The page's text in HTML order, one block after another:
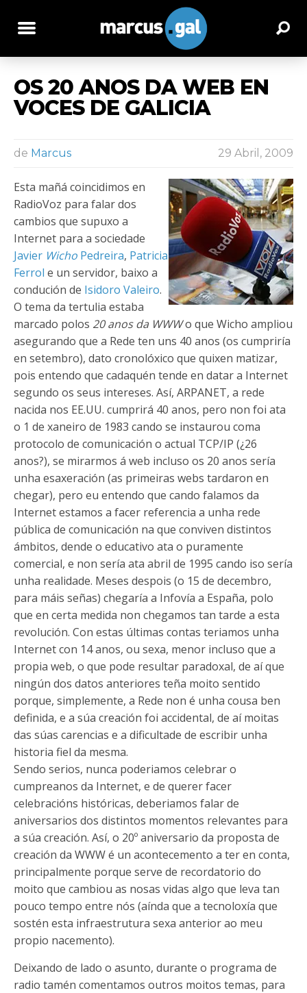
OS 20 ANOS DA WEB EN
VOCES DE GALICIA
de Marcus 29 Abril, 2009
Esta mañá coincidimos en
RadioVoz para falar dos
cambios que supuxo a
Internet para a sociedade
Javier Wicho Pedreira, Patricia
Ferrol e un servidor, baixo a
condución de Isidoro Valeiro.
O tema da tertulia estaba
marcado polos 20 anos da WWWo que Wicho ampliou
asegurando que a Rede ten uns 40 anos (os cumpriría
en setembro), dato cronolóxico que quixen matizar,
pois entendo que cadaquén tende en datar a Internet
segundo os seus intereses. Así, ARPANET, a rede
nacida nos EE.UU. cumprirá 40 anos, pero non foi ata
o 1 de xaneiro de 1983 cando se instaurou coma
protocolo de comunicación o actual TCP/IP (¿26
anos?), se mirarmos á web incluso os 20 anos sería
unha esaxeración (as primeiras webs tardaron en
chegar), pero eu entendo que cando falamos da
Internet estamos a facer referencia a unha rede
pública de comunicación na que conviven distintos
ámbitos, dende o educativo ata o puramente
comercial, e non sería ata abril de 1995 cando iso sería
unha realidade. Meses despois (o 15 de decembro,
para máis señas) chegaría a Infovía a España, polo
que en certa medida non chegamos tan tarde a esta
revolución. Con estas últimas contas teriamos unha
Internet con 14 anos, ou sexa, menor incluso que a
propia web, o que pode resultar paradoxal, de aí que
ningún dos datos anteriores teña moito sentido
porque, simplemente, a Rede non é unha cousa ben
definida, e a súa creación foi accidental, de aí moitas
das súas carencias e a dificultade de escribir unha
historia fiel da mesma.
Sendo serios, nunca poderiamos celebrar o
cumpreanos da Internet, e de querer facer
celebracións históricas, deberiamos falar de
aniversarios dos distintos momentos relevantes para
a súa creación. Así, o 20º aniversario da proposta de
creación da WWW é un acontecemento a ter en conta,
principalmente porque serve de recordatorio do
moito que cambiou as nosas vidas algo que leva tan
pouco tempo entre nós (aínda que a tecnoloxía que
sostén esta infraestrutura sexa anterior ao meu
propio nacemento).
Deixando de lado o asunto, durante o programa de
radio tamén comentamos outros moitos temas, para